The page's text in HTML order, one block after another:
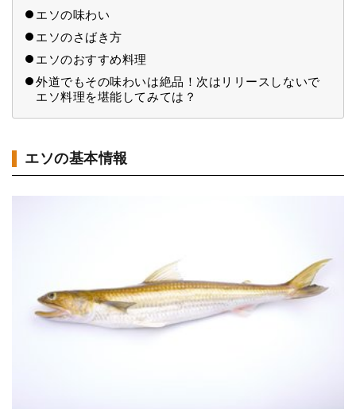
エソの味わい
エソのさばき方
エソのおすすめ料理
外道でもその味わいは絶品！次はリリースしないで
エソ料理を堪能してみては？
エソの基本情報